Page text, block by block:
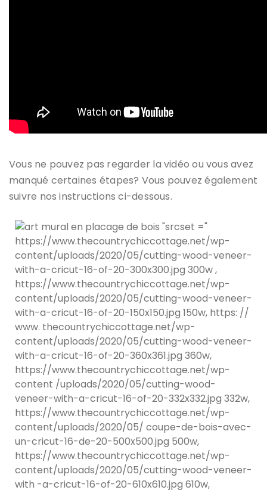
Vous ne pouvez pas regarder la vidéo ou vous avez
manqué certaines étapes? Vous pouvez également
suivre nos instructions ci-dessous.